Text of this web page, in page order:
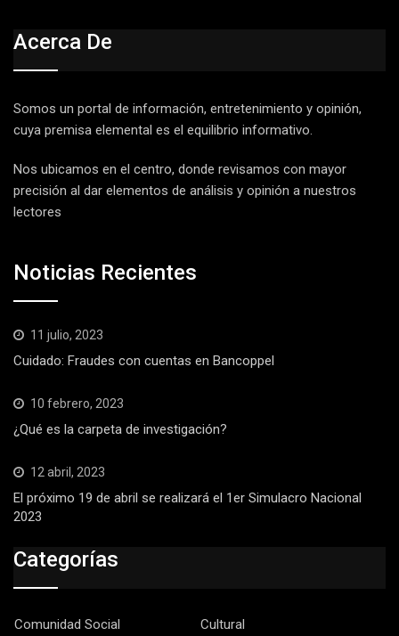
Acerca De
Somos un portal de información, entretenimiento y opinión,
cuya premisa elemental es el equilibrio informativo.
Nos ubicamos en el centro, donde revisamos con mayor
precisión al dar elementos de análisis y opinión a nuestros
lectores
Noticias Recientes
11 julio, 2023
Cuidado: Fraudes con cuentas en Bancoppel
10 febrero, 2023
¿Qué es la carpeta de investigación?
12 abril, 2023
El próximo 19 de abril se realizará el 1er Simulacro Nacional
2023
Categorías
Comunidad Social
Cultural